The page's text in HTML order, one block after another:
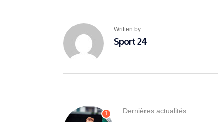
Written by
Sport 24
1 Dernières actualités